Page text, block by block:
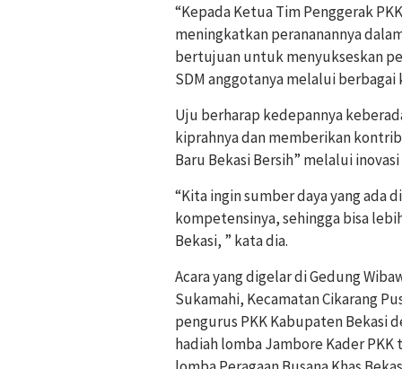
“Kepada Ketua Tim Penggerak
meningkatkan perananannya
bertujuan untuk menyukseskan
SDM anggotanya melalui
Uju berharap kedepannya
kiprahnya dan memberikan
Baru Bekasi Bersih” melalui
“Kita ingin sumber daya yang ada
kompetensinya, sehingga bisa
Bekasi, ” kata dia.
Acara yang digelar di Gedung
Sukamahi, Kecamatan Cikarang
pengurus PKK Kabupaten Bekasi
hadiah lomba Jambore Kader